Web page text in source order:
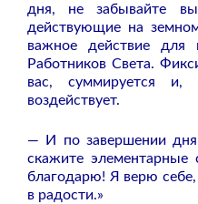
дня, не забывайте
действующие на
важное действие для
Работников Света.
вас, суммируется
воздействует.
— И по завершении дня,
скажите элементарные
благодарю! Я верю
в радости.»